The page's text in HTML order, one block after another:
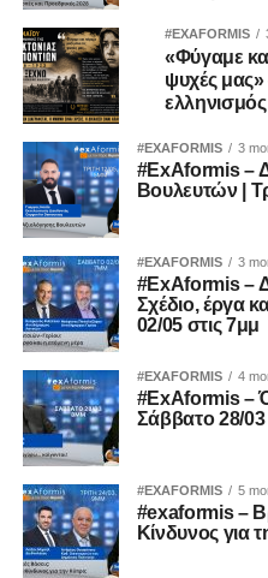
#EXAFORMIS
«Φύγαμε
ψυχές
#EXAFORMIS 3
#ExAformis –
Βουλευτών |
#EXAFORMIS 3
#ExAformis –
Σχέδιο, έργα
02/05 στις 7μμ
#EXAFORMIS 4
#ExAformis –
Σάββατο 28/03
#EXAFORMIS 5
#exaformis –
Κίνδυνος για